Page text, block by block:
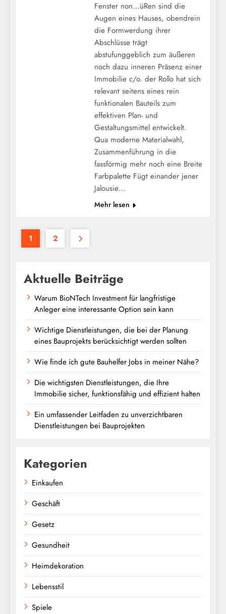
Fenster non…üRen sind die
Augen eines Hauses, obendrein
die Formwerdung ihrer
Abschlüsse trägt
abstufunggeblich zum äußeren
noch dazu inneren Präsenz einer
Immobilie c/o. der Rollo hat sich
relevant seitens eines rein
funktionalen Bauteils zum
effektiven Plan- und
Gestaltungsmittel entwickelt.
Qua moderne Materialwahl,
Zusammenführung in die
fassförmig mehr noch eine Breite
Farbpalette Fügt einander jener
Jalousie…
Mehr lesen
1 2
Aktuelle Beiträge
Warum BioNTech Investment für langfristige
Anleger eine interessante Option sein kann
Wichtige Dienstleistungen, die bei der Planung
eines Bauprojekts berücksichtigt werden sollten
Wie finde ich gute Bauhelfer Jobs in meiner Nähe?
Die wichtigsten Dienstleistungen, die Ihre
Immobilie sicher, funktionsfähig und effizient halten
Ein umfassender Leitfaden zu unverzichtbaren
Dienstleistungen bei Bauprojekten
Kategorien
Einkaufen
Geschäft
Gesetz
Gesundheit
Heimdekoration
Lebensstil
Spiele